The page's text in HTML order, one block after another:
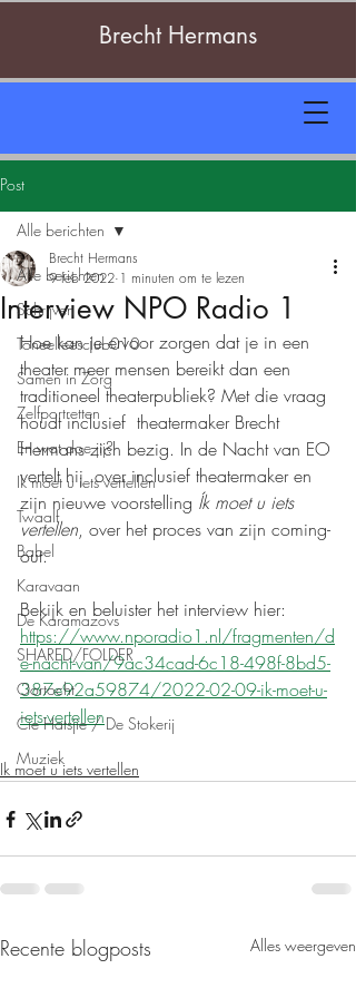
Brecht Hermans
Post
Alle berichten
Schrijven
Toneelleesclub010
Samen in Zorg
Zelfportretten
En wat doe jij?
Ik moet u iets vertellen
Twaalf
Babel
Karavaan
De Karamazovs
SHARED/FOLDER
Oortocht
Cie Hatsjie / De Stokerij
Muziek
Alle berichten
Interview NPO Radio 1
Brecht Hermans
9 feb 2022 1 minuten om te lezen
Hoe kan je ervoor zorgen dat je in een
theater meer mensen bereikt dan een
traditioneel theaterpubliek? Met die vraag
houdt inclusief  theatermaker Brecht
Hermans zich bezig. In de Nacht van EO
vertelt hij  over inclusief theatermaker en
zijn nieuwe voorstelling Ík moet u iets
vertellen, over het proces van zijn coming-
out.
Bekijk en beluister het interview hier:
https://www.nporadio1.nl/fragmenten/d
e-nacht-van/9ac34cad-6c18-498f-8bd5-
387e92a59874/2022-02-09-ik-moet-u-
iets-vertellen
Ik moet u iets vertellen
Recente blogposts Alles weergeven